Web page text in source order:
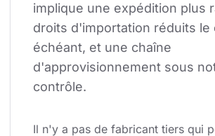
implique une expédition plus
droits d'importation réduits le
échéant, et une chaîne
d'approvisionnement sous
contrôle.
Il n'y a pas de fabricant tiers qui